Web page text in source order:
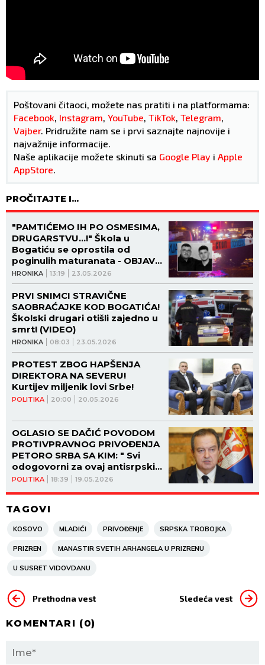
Poštovani čitaoci, možete nas pratiti i na platformama:
Facebook Instagram YouTube TikTok Telegram
Vajber. Pridružite nam se i prvi saznajte najnovije i
najvažnije informacije.
Naše aplikacije možete skinuti sa Google Play i Apple
AppStore
PROČITAJTE I...
HRONIKA 13:19 23.05.2026
"PAMTIĆEMO IH PO OSMESIMA,
DRUGARSTVU...!" Škola u
Bogatiću se oprostila od
poginulih maturanata - OBJAVA
CEPA SRCE NA KOMADE!
HRONIKA 08:03 23.05.2026
PRVI SNIMCI STRAVIČNE
SAOBRAĆAJKE KOD BOGATIĆA!
Školski drugari otišli zajedno u
smrt! (VIDEO)
POLITIKA 20:00 20.05.2026
PROTEST ZBOG HAPŠENJA
DIREKTORA NA SEVERU!
Kurtijev miljenik lovi Srbe!
POLITIKA 18:39 19.05.2026
OGLASIO SE DAČIĆ POVODOM
PROTIVPRAVNOG PRIVOĐENJA
PETORO SRBA SA KIM: " Svi
odogovorni za ovaj antisrpski
čin biće gonjeni i
TAGOVI
KOSOVO MLADIĆI PRIVOĐENJE SRPSKA TROBOJKA
PRIZREN MANASTIR SVETIH ARHANGELA U PRIZRENU
U SUSRET VIDOVDANU
Prethodna vest Sledeća vest
KOMENTARI (0)